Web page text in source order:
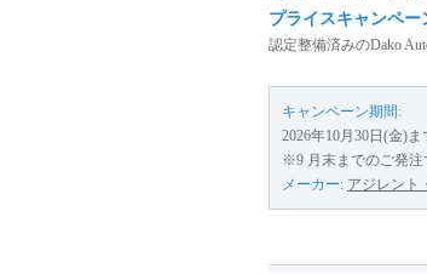
プライスキャンペー
認定整備済みのDako
キャンペーン期間:
2026年10月30日(金)ま
※9 月末までのご発注
メーカー: アジレント